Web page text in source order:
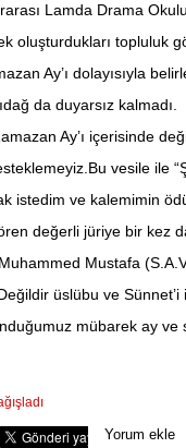
Lamda Drama
oluşturdukları topluluk
Ay’ı dolayısıyla
da duyarsız kalmadı.
Ay’ı içerisinde
vesile ile
istedim ve kalemimin
değerli jüriye bir kez
Mustafa
üslübu ve Sünnet’i
mübarek ay ve
Seo UzmanıYorum ekle